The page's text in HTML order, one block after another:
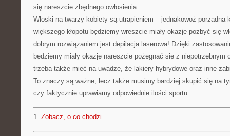
się nareszcie zbędnego owłosienia.
Włoski na twarzy kobiety są utrapieniem – jednakowoż
większego kłopotu będziemy wreszcie miały okazję pozbyć się
dobrym rozwiązaniem jest depilacja laserowa! Dzięki
będziemy miały okazję nareszcie pożegnać się z niepotrzebnym
trzeba także mieć na uwadze, że lakiery hybrydowe oraz inne
To znaczy są ważne, lecz także musimy bardziej skupić się na
czy faktycznie uprawiamy odpowiednie ilości sportu.
1. Zobacz, o co chodzi